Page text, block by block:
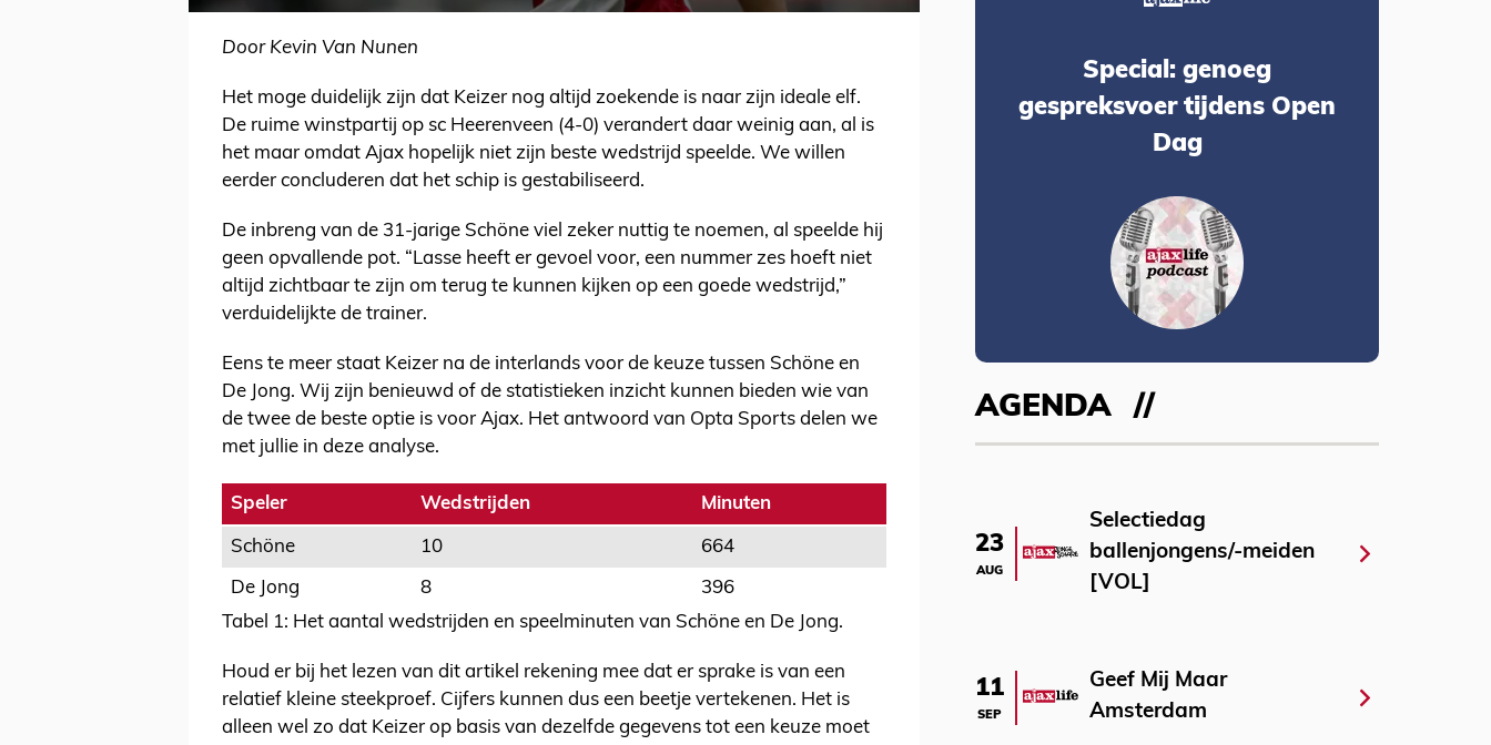
Door Kevin Van Nunen
Het moge duidelijk zijn dat Keizer nog altijd zoekende is naar zijn ideale elf.
De ruime winstpartij op sc Heerenveen (4-0) verandert daar weinig aan, al is
het maar omdat Ajax hopelijk niet zijn beste wedstrijd speelde. We willen
eerder concluderen dat het schip is gestabiliseerd.
De inbreng van de 31-jarige Schöne viel zeker nuttig te noemen, al speelde hij
geen opvallende pot. “Lasse heeft er gevoel voor, een nummer zes hoeft niet
altijd zichtbaar te zijn om terug te kunnen kijken op een goede wedstrijd,”
verduidelijkte de trainer.
Eens te meer staat Keizer na de interlands voor de keuze tussen Schöne en
De Jong. Wij zijn benieuwd of de statistieken inzicht kunnen bieden wie van
de twee de beste optie is voor Ajax. Het antwoord van Opta Sports delen we
met jullie in deze analyse.
Speler Wedstrijden Minuten
Schöne 10 664
De Jong 8
396
Tabel 1: Het aantal wedstrijden en speelminuten van Schöne en De Jong.
Houd er bij het lezen van dit artikel rekening mee dat er sprake is van een
relatief kleine steekproef. Cijfers kunnen dus een beetje vertekenen. Het is
alleen wel zo dat Keizer op basis van dezelfde gegevens tot een keuze moet
Special: genoeg
gespreksvoer tijdens Open
Dag
AGENDA
23
AUG
Selectiedag
ballenjongens/-meiden
[VOL]
11
SEP
Geef Mij Maar
Amsterdam